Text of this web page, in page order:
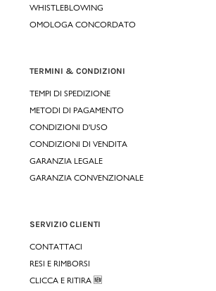
WHISTLEBLOWING
OMOLOGA CONCORDATO
TERMINI & CONDIZIONI
TEMPI DI SPEDIZIONE
METODI DI PAGAMENTO
CONDIZIONI D'USO
CONDIZIONI DI VENDITA
GARANZIA LEGALE
GARANZIA CONVENZIONALE
SERVIZIO CLIENTI
CONTATTACI
RESI E RIMBORSI
CLICCA E RITIRA 🆕